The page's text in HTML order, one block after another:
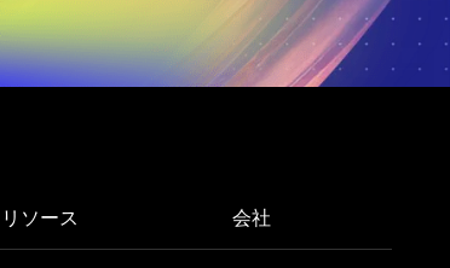
リソース 会社